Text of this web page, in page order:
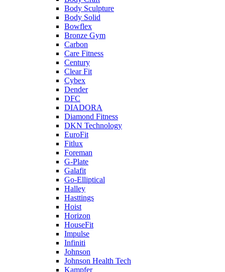
Body Sculpture
Body Solid
Bowflex
Bronze Gym
Carbon
Care Fitness
Century
Clear Fit
Cybex
Dender
DFC
DIADORA
Diamond Fitness
DKN Technology
EuroFit
Fitlux
Foreman
G-Plate
Galafit
Go-Elliptical
Halley
Hasttings
Hoist
Horizon
HouseFit
Impulse
Infiniti
Johnson
Johnson Health Tech
Kampfer